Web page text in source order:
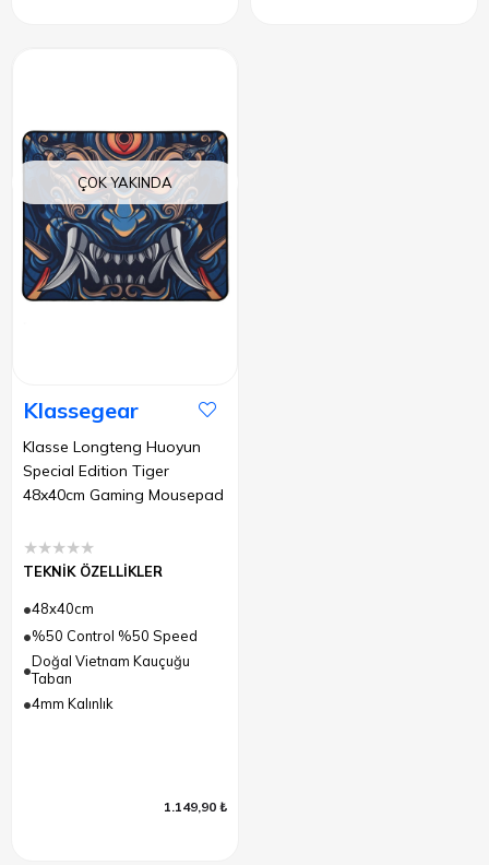
ÇOK YAKINDA
Klassegear
Klasse Longteng Huoyun
Special Edition Tiger
48x40cm Gaming Mousepad
★★★★★
TEKNİK ÖZELLİKLER
48x40cm
%50 Control %50 Speed
Doğal Vietnam Kauçuğu
Taban
4mm Kalınlık
1.149,90 ₺